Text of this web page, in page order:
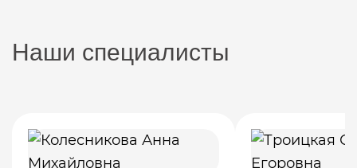
Наши специалисты